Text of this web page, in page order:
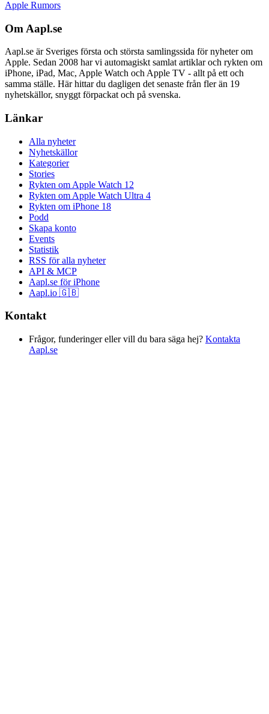
Apple Rumors
Om Aapl.se
Aapl.se är Sveriges första och största samlingssida för nyheter om
Apple. Sedan 2008 har vi automagiskt samlat artiklar och rykten om
iPhone, iPad, Mac, Apple Watch och Apple TV - allt på ett och
samma ställe. Här hittar du dagligen det senaste från fler än 19
nyhetskällor, snyggt förpackat och på svenska.
Länkar
Alla nyheter
Nyhetskällor
Kategorier
Stories
Rykten om Apple Watch 12
Rykten om Apple Watch Ultra 4
Rykten om iPhone 18
Podd
Skapa konto
Events
Statistik
RSS för alla nyheter
API & MCP
Aapl.se för iPhone
Aapl.io 🇬🇧
Kontakt
Frågor, funderinger eller vill du bara säga hej? Kontakta
Aapl.se